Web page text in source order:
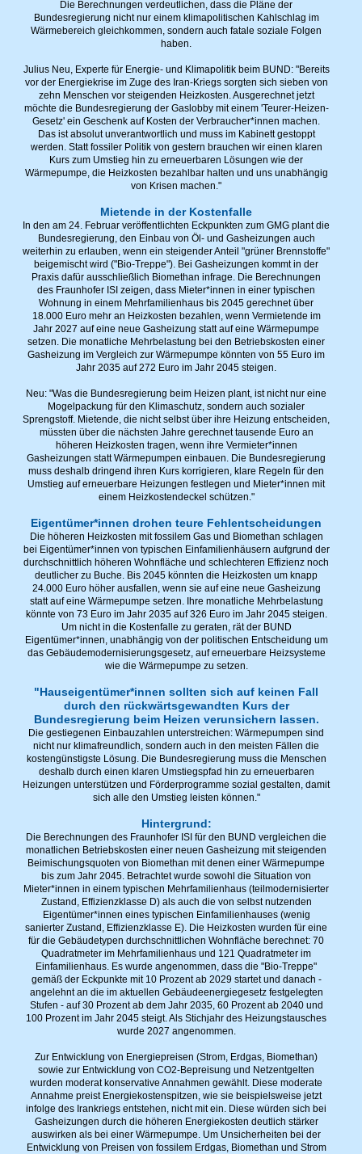
Die Berechnungen verdeutlichen, dass die Pläne der
Bundesregierung nicht nur einem klimapolitischen Kahlschlag im
Wärmebereich gleichkommen, sondern auch fatale soziale Folgen
haben.
Julius Neu, Experte für Energie- und Klimapolitik beim BUND: "Bereits
vor der Energiekrise im Zuge des Iran-Kriegs sorgten sich sieben von
zehn Menschen vor steigenden Heizkosten. Ausgerechnet jetzt
möchte die Bundesregierung der Gaslobby mit einem 'Teurer-Heizen-
Gesetz' ein Geschenk auf Kosten der Verbraucher*innen machen.
Das ist absolut unverantwortlich und muss im Kabinett gestoppt
werden. Statt fossiler Politik von gestern brauchen wir einen klaren
Kurs zum Umstieg hin zu erneuerbaren Lösungen wie der
Wärmepumpe, die Heizkosten bezahlbar halten und uns unabhängig
von Krisen machen."
Mietende in der Kostenfalle
In den am 24. Februar veröffentlichten Eckpunkten zum GMG plant die
Bundesregierung, den Einbau von Öl- und Gasheizungen auch
weiterhin zu erlauben, wenn ein steigender Anteil "grüner Brennstoffe"
beigemischt wird ("Bio-Treppe"). Bei Gasheizungen kommt in der
Praxis dafür ausschließlich Biomethan infrage. Die Berechnungen
des Fraunhofer ISI zeigen, dass Mieter*innen in einer typischen
Wohnung in einem Mehrfamilienhaus bis 2045 gerechnet über
18.000 Euro mehr an Heizkosten bezahlen, wenn Vermietende im
Jahr 2027 auf eine neue Gasheizung statt auf eine Wärmepumpe
setzen. Die monatliche Mehrbelastung bei den Betriebskosten einer
Gasheizung im Vergleich zur Wärmepumpe könnten von 55 Euro im
Jahr 2035 auf 272 Euro im Jahr 2045 steigen.
Neu: "Was die Bundesregierung beim Heizen plant, ist nicht nur eine
Mogelpackung für den Klimaschutz, sondern auch sozialer
Sprengstoff. Mietende, die nicht selbst über ihre Heizung entscheiden,
müssten über die nächsten Jahre gerechnet tausende Euro an
höheren Heizkosten tragen, wenn ihre Vermieter*innen
Gasheizungen statt Wärmepumpen einbauen. Die Bundesregierung
muss deshalb dringend ihren Kurs korrigieren, klare Regeln für den
Umstieg auf erneuerbare Heizungen festlegen und Mieter*innen mit
einem Heizkostendeckel schützen."
Eigentümer*innen drohen teure Fehlentscheidungen
Die höheren Heizkosten mit fossilem Gas und Biomethan schlagen
bei Eigentümer*innen von typischen Einfamilienhäusern aufgrund der
durchschnittlich höheren Wohnfläche und schlechteren Effizienz noch
deutlicher zu Buche. Bis 2045 könnten die Heizkosten um knapp
24.000 Euro höher ausfallen, wenn sie auf eine neue Gasheizung
statt auf eine Wärmepumpe setzen. Ihre monatliche Mehrbelastung
könnte von 73 Euro im Jahr 2035 auf 326 Euro im Jahr 2045 steigen.
Um nicht in die Kostenfalle zu geraten, rät der BUND
Eigentümer*innen, unabhängig von der politischen Entscheidung um
das Gebäudemodernisierungsgesetz, auf erneuerbare Heizsysteme
wie die Wärmepumpe zu setzen.
"Hauseigentümer*innen sollten sich auf keinen Fall
durch den rückwärtsgewandten Kurs der
Bundesregierung beim Heizen verunsichern lassen.
Die gestiegenen Einbauzahlen unterstreichen: Wärmepumpen sind
nicht nur klimafreundlich, sondern auch in den meisten Fällen die
kostengünstigste Lösung. Die Bundesregierung muss die Menschen
deshalb durch einen klaren Umstiegspfad hin zu erneuerbaren
Heizungen unterstützen und Förderprogramme sozial gestalten, damit
sich alle den Umstieg leisten können."
Hintergrund:
Die Berechnungen des Fraunhofer ISI für den BUND vergleichen die
monatlichen Betriebskosten einer neuen Gasheizung mit steigenden
Beimischungsquoten von Biomethan mit denen einer Wärmepumpe
bis zum Jahr 2045. Betrachtet wurde sowohl die Situation von
Mieter*innen in einem typischen Mehrfamilienhaus (teilmodernisierter
Zustand, Effizienzklasse D) als auch die von selbst nutzenden
Eigentümer*innen eines typischen Einfamilienhauses (wenig
sanierter Zustand, Effizienzklasse E). Die Heizkosten wurden für eine
für die Gebäudetypen durchschnittlichen Wohnfläche berechnet: 70
Quadratmeter im Mehrfamilienhaus und 121 Quadratmeter im
Einfamilienhaus. Es wurde angenommen, dass die "Bio-Treppe"
gemäß der Eckpunkte mit 10 Prozent ab 2029 startet und danach -
angelehnt an die im aktuellen Gebäudeenergiegesetz festgelegten
Stufen - auf 30 Prozent ab dem Jahr 2035, 60 Prozent ab 2040 und
100 Prozent im Jahr 2045 steigt. Als Stichjahr des Heizungstausches
wurde 2027 angenommen.
Zur Entwicklung von Energiepreisen (Strom, Erdgas, Biomethan)
sowie zur Entwicklung von CO2-Bepreisung und Netzentgelten
wurden moderat konservative Annahmen gewählt. Diese moderate
Annahme preist Energiekostenspitzen, wie sie beispielsweise jetzt
infolge des Irankriegs entstehen, nicht mit ein. Diese würden sich bei
Gasheizungen durch die höheren Energiekosten deutlich stärker
auswirken als bei einer Wärmepumpe. Um Unsicherheiten bei der
Entwicklung von Preisen von fossilem Erdgas, Biomethan und Strom